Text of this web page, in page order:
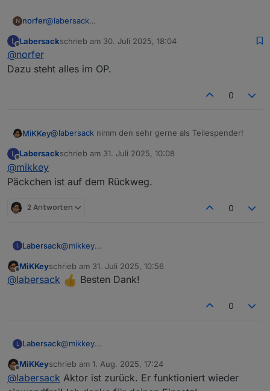
N norfer@labersack
das Päckchen schicken?
L
Offline
Labersackschrieb am 30. Juli 2025, 18:04
zuletzt editiert von
@norfer
Dazu steht alles im OP.
0
MiKKey@labersack nimm den sehr gerne als Teilespender!
Nur so macht es für alle Sinn!
Rücksendelabel ist auf dem Weg.
L
Offline
Labersackschrieb am 31. Juli 2025, 10:08
zuletzt editiert von
@mikkey
Päckchen ist auf dem Rückweg.
2 Antworten 0
L Labersack@mikkey
Offline
MiKKeyschrieb am 31. Juli 2025, 10:56
zuletzt editiert von
@labersack Besten Dank!
0
L Labersack@mikkey
Offline
MiKKeyschrieb am 1. Aug. 2025, 17:24
zuletzt editiert von
@labersack Aktor ist zurück. Er funktioniert wieder